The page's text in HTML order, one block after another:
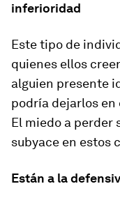
inferioridad
Este tipo de
quienes ellos
alguien presente
podría dejarlos
El miedo a perder
subyace en estos
Están a la